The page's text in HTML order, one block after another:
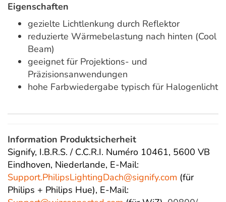
Eigenschaften
gezielte Lichtlenkung durch Reflektor
reduzierte Wärmebelastung nach hinten (Cool
Beam)
geeignet für Projektions- und
Präzisionsanwendungen
hohe Farbwiedergabe typisch für Halogenlicht
Information Produktsicherheit
Signify, I.B.R.S. / C.C.R.I. Numéro 10461, 5600 VB
Eindhoven, Niederlande, E-Mail:
Support.PhilipsLightingDach@signify.com (für
Philips + Philips Hue), E-Mail: